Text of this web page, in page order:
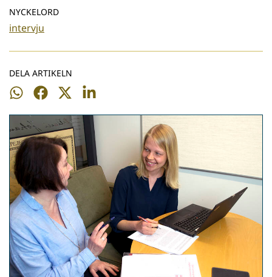
NYCKELORD
intervju
DELA ARTIKELN
Dela
WhatsApp
Dela
Facebook
Dela
Twitter
Dela
LinkedIn